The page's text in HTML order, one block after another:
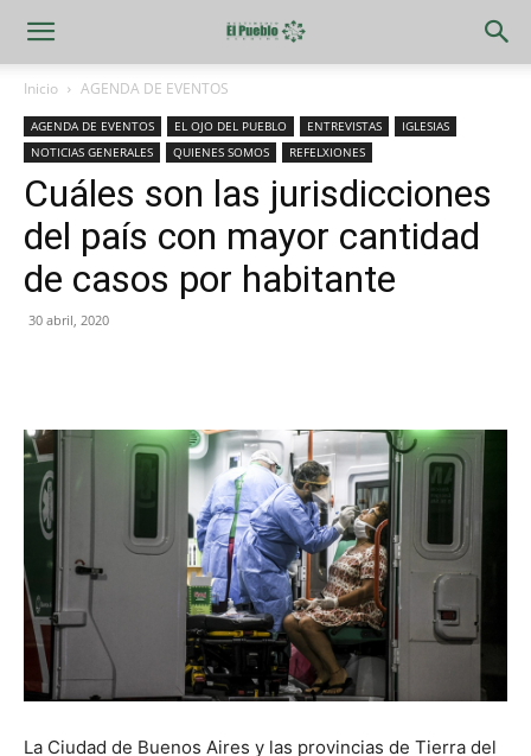
Inicio AGENDA DE EVENTOS
AGENDA DE EVENTOS EL OJO DEL PUEBLO ENTREVISTAS
IGLESIAS
NOTICIAS GENERALES
QUIENES SOMOS REFELXIONES
Cuáles son las jurisdicciones
del país con mayor cantidad
de casos por habitante
30 abril, 2020
La Ciudad de Buenos Aires y las provincias de Tierra del